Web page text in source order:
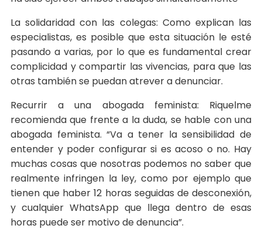
La solidaridad con las colegas: Como explican las
especialistas, es posible que esta situación le esté
pasando a varias, por lo que es fundamental crear
complicidad y compartir las vivencias, para que las
otras también se puedan atrever a denunciar.
Recurrir a una abogada feminista: Riquelme
recomienda que frente a la duda, se hable con una
abogada feminista. “Va a tener la sensibilidad de
entender y poder configurar si es acoso o no. Hay
muchas cosas que nosotras podemos no saber que
realmente infringen la ley, como por ejemplo que
tienen que haber 12 horas seguidas de desconexión,
y cualquier WhatsApp que llega dentro de esas
horas puede ser motivo de denuncia”.